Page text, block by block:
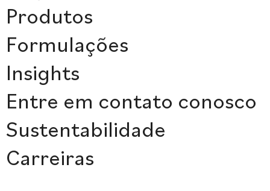
Produtos
Formulações
Insights
Entre em contato conosco
Sustentabilidade
Carreiras